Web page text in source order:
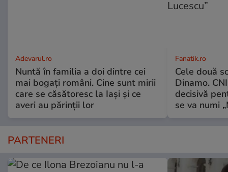
Adevarul.ro
Nuntă în familia a doi dintre cei
mai bogați români. Cine sunt mirii
care se căsătoresc la Iași și ce
averi au părinții lor
Fanatik.ro
Cele două
Dinamo.
decisivă
se va numi
PARTENERI